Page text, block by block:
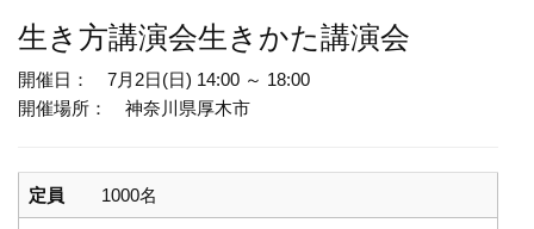
生き方講演会生きかた講演会
開催日： 7月2日(日) 14:00 ～ 18:00
開催場所： 神奈川県厚木市
定員 1000名